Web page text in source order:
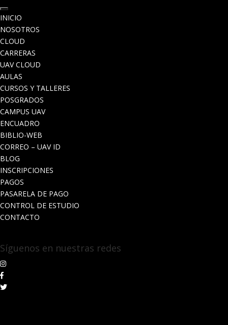
INICIO
NOSOTROS
CLOUD
CARRERAS
UAV CLOUD
AULAS
CURSOS Y TALLERES
POSGRADOS
CAMPUS UAV
ENCUADRO
BIBLIO-WEB
CORREO – UAV ID
BLOG
INSCRIPCIONES
PAGOS
PASARELA DE PAGO
CONTROL DE ESTUDIO
CONTACTO
Síguenos en nuestras redes